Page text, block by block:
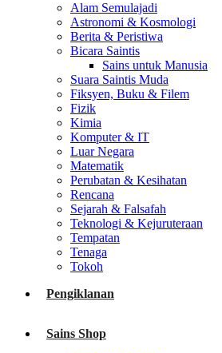
Alam Semulajadi
Astronomi & Kosmologi
Berita & Peristiwa
Bicara Saintis
Sains untuk Manusia
Suara Saintis Muda
Fiksyen, Buku & Filem
Fizik
Kimia
Komputer & IT
Luar Negara
Matematik
Perubatan & Kesihatan
Rencana
Sejarah & Falsafah
Teknologi & Kejuruteraan
Tempatan
Tenaga
Tokoh
Pengiklanan
Sains Shop